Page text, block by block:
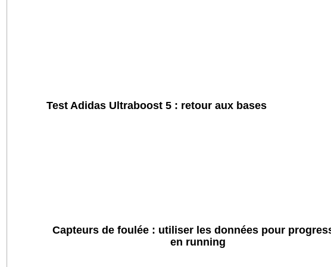
Test Adidas Ultraboost 5 : retour aux bases
Capteurs de foulée : utiliser les données pour
en running